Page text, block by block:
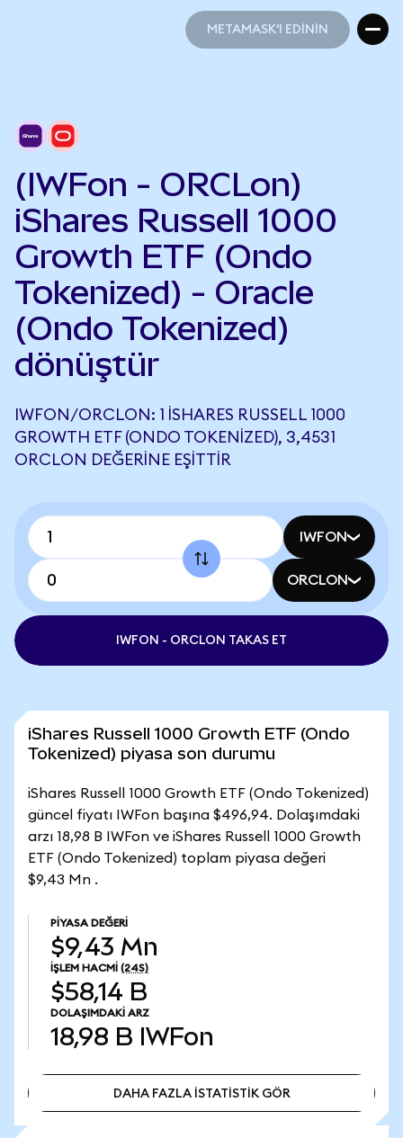
METAMASK'I EDİNİN
(IWFon - ORCLon)
iShares Russell 1000
Growth ETF (Ondo
Tokenized) - Oracle
(Ondo Tokenized)
dönüştür
IWFON/ORCLON: 1 ISHARES RUSSELL 1000
GROWTH ETF (ONDO TOKENIZED), 3,4531
ORCLON DEĞERINE EŞITTIR
IWFON
ORCLON
IWFON - ORCLON TAKAS ET
iShares Russell 1000 Growth ETF (Ondo
Tokenized) piyasa son durumu
iShares Russell 1000 Growth ETF (Ondo Tokenized)
güncel fiyatı IWFon başına $496,94. Dolaşımdaki
arzı 18,98 B IWFon ve iShares Russell 1000 Growth
ETF (Ondo Tokenized) toplam piyasa değeri
$9,43 Mn .
PIYASA DEĞERI
$9,43 Mn
İŞLEM HACMI (24S)
$58,14 B
DOLAŞIMDAKI ARZ
18,98 B IWFon
DAHA FAZLA İSTATİSTİK GÖR